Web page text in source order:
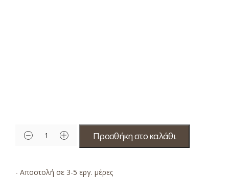
Προσθήκη στο καλάθι
- Αποστολή σε 3-5 εργ. μέρες